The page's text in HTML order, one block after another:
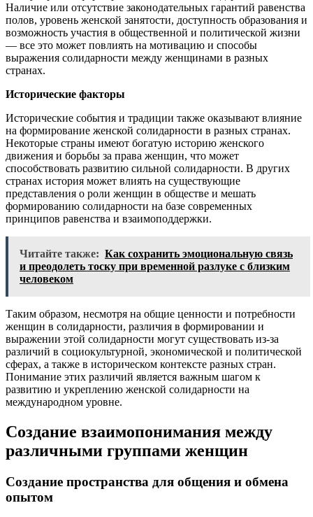
Наличие или отсутствие законодательных гарантий равенства
полов, уровень женской занятости, доступность образования и
возможность участия в общественной и политической жизни
— все это может повлиять на мотивацию и способы
выражения солидарности между женщинами в разных
странах.
Исторические факторы
Исторические события и традиции также оказывают влияние
на формирование женской солидарности в разных странах.
Некоторые страны имеют богатую историю женского
движения и борьбы за права женщин, что может
способствовать развитию сильной солидарности. В других
странах история может влиять на существующие
представления о роли женщин в обществе и мешать
формированию солидарности на базе современных
принципов равенства и взаимоподдержки.
Читайте также: Как сохранить эмоциональную связь
и преодолеть тоску при временной разлуке с близким
человеком
Таким образом, несмотря на общие ценности и потребности
женщин в солидарности, различия в формировании и
выражении этой солидарности могут существовать из-за
различий в социокультурной, экономической и политической
сферах, а также в историческом контексте разных стран.
Понимание этих различий является важным шагом к
развитию и укреплению женской солидарности на
международном уровне.
Создание взаимопонимания между
различными группами женщин
Создание пространства для общения и обмена
опытом